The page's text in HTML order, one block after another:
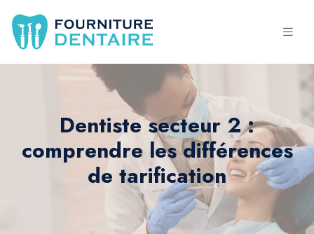
Dentiste secteur 2 :
comprendre les différences
de tarification